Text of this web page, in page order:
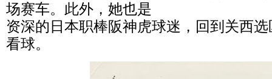
场赛车。此外，她也是
资深的日本职棒阪神虎球迷，回到关西
看球。